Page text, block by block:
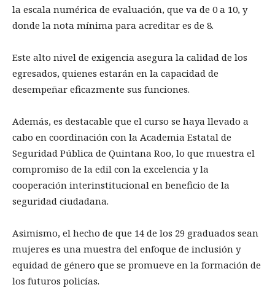
la escala numérica de evaluación, que va de 0 a 10, y
donde la nota mínima para acreditar es de 8.
Este alto nivel de exigencia asegura la calidad de los
egresados, quienes estarán en la capacidad de
desempeñar eficazmente sus funciones.
Además, es destacable que el curso se haya llevado a
cabo en coordinación con la Academia Estatal de
Seguridad Pública de Quintana Roo, lo que muestra el
compromiso de la edil con la excelencia y la
cooperación interinstitucional en beneficio de la
seguridad ciudadana.
Asimismo, el hecho de que 14 de los 29 graduados sean
mujeres es una muestra del enfoque de inclusión y
equidad de género que se promueve en la formación de
los futuros policías.